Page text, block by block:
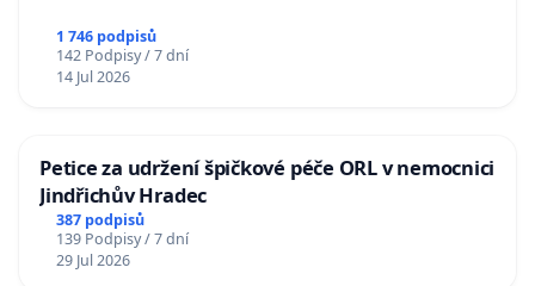
1 746 podpisů
142 Podpisy / 7 dní
14 Jul 2026
Petice za udržení špičkové péče ORL v nemocnici
Jindřichův Hradec
387 podpisů
139 Podpisy / 7 dní
29 Jul 2026